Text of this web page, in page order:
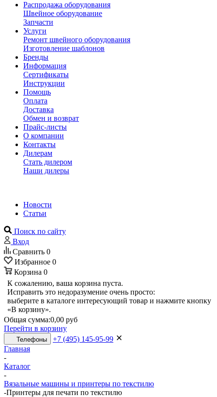
Распродажа оборудования
Швейное оборудование
Запчасти
Услуги
Ремонт швейного оборудования
Изготовление шаблонов
Бренды
Информация
Сертификаты
Инструкции
Помощь
Оплата
Доставка
Обмен и возврат
Прайс-листы
О компании
Контакты
Дилерам
Стать дилером
Наши дилеры
Новости
Статьи
Поиск по сайту
Вход
Сравнить 0
Избранное 0
Корзина 0
К сожалению, ваша корзина пуста.
Исправить это недоразумение очень просто:
выберите в каталоге интересующий товар и нажмите кнопку
«В корзину».
Общая сумма:0,00 руб
Перейти в корзину
Телефоны
+7 (495) 145-95-99
Главная
-
Каталог
-
Вязальные машины и принтеры по текстилю
-Принтеры для печати по текстилю